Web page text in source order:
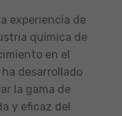
experiencia de
química de
en el
desarrollado
la gama de
y eficaz del